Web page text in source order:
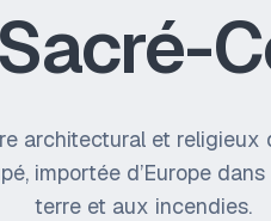
architectural et
importée d’Europe
terre et aux incendies.